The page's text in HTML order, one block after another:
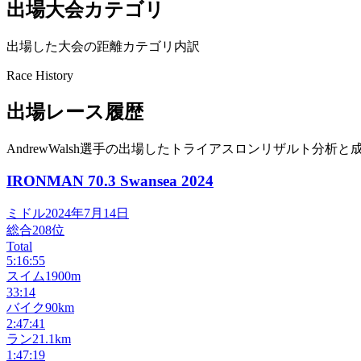
出場大会カテゴリ
出場した大会の距離カテゴリ内訳
Race History
出場レース履歴
AndrewWalsh選手の出場したトライアスロンリザルト分析と
IRONMAN 70.3 Swansea 2024
ミドル2024年7月14日
総合208位
Total
5:16:55
スイム1900m
33:14
バイク90km
2:47:41
ラン21.1km
1:47:19